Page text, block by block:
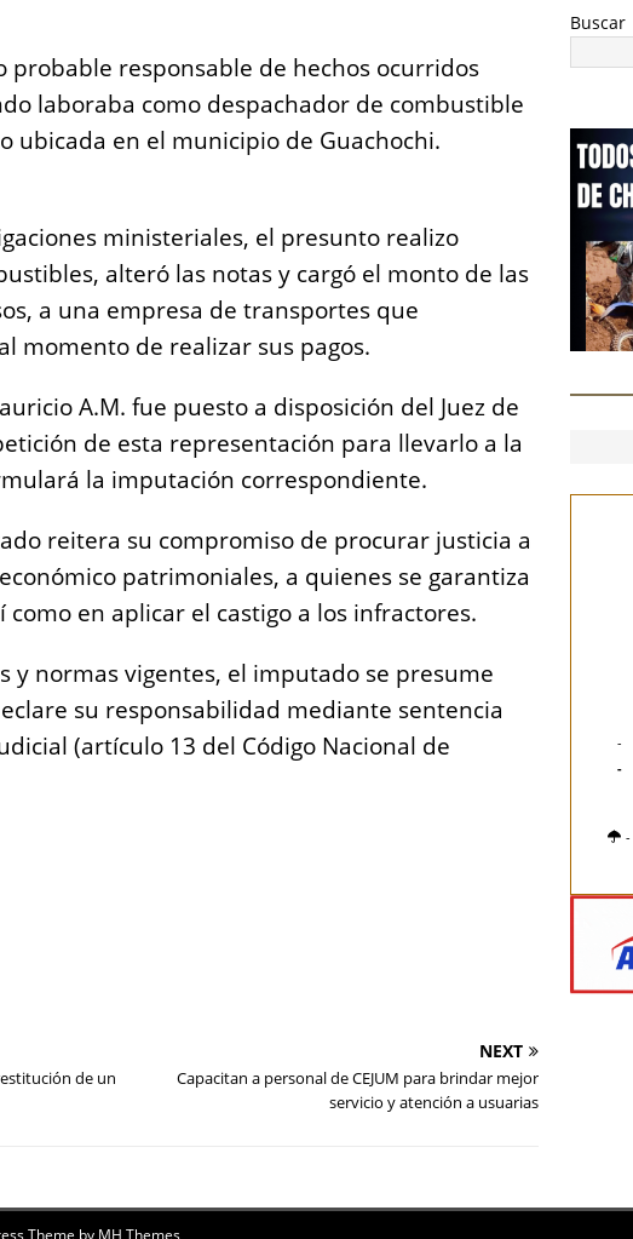
probable responsable de hechos ocurridos
laboraba como despachador de combustible
ubicada en el municipio de Guachochi.
ministeriales, el presunto realizo
alteró las notas y cargó el monto de las
a una empresa de transportes que
momento de realizar sus pagos.
A.M. fue puesto a disposición del Juez de
de esta representación para llevarlo a la
la imputación correspondiente.
reitera su compromiso de procurar justicia a
patrimoniales, a quienes se garantiza
en aplicar el castigo a los infractores.
y normas vigentes, el imputado se presume
su responsabilidad mediante sentencia
(artículo 13 del Código Nacional de
de un
NEXT
Capacitan a personal de CEJUM para brindar mejor
servicio y atención a usuarias
Buscar
-
-
-